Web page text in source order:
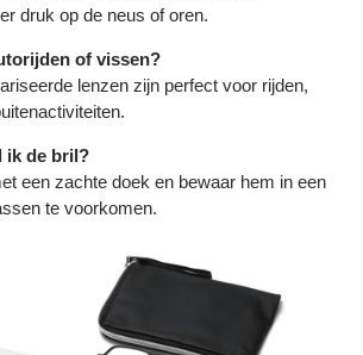
druk op de neus of oren.
of vissen?
lenzen zijn perfect voor rijden,
ik de bril?
een zachte doek en bewaar hem in een
te voorkomen.